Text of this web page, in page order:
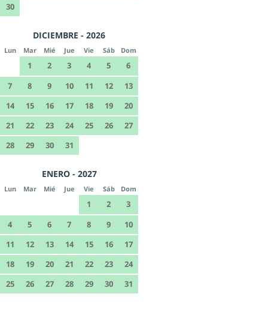
30
DICIEMBRE - 2026
Lun Mar Mié Jue Vie Sáb Dom
1 2 3 4 5
6
7
8 9 10 11 12
13
14
15 16 17 18 19
20
21
22 23 24 25 26
27
28
29 30 31
ENERO - 2027
Lun Mar Mié Jue Vie Sáb Dom
1 2
3
4
5 6 7 8 9
10
11
12 13 14 15 16
17
18
19 20 21 22 23
24
25
26 27 28 29 30 31